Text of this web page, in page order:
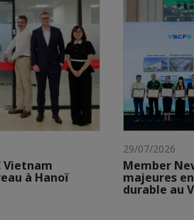
Vietnam
à Hanoï
29/07/2026
Member
majeures
durable au